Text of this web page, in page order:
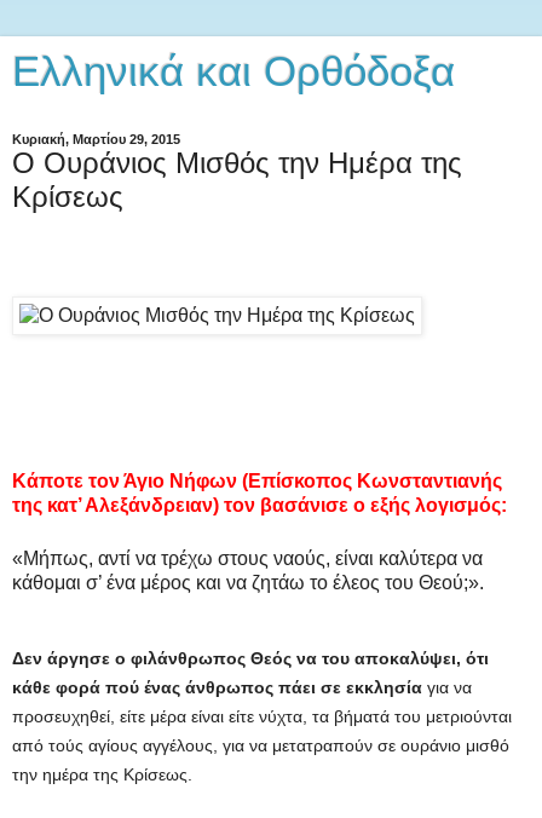
Ελληνικά και Ορθόδοξα
Κυριακή, Μαρτίου 29, 2015
Ο Ουράνιος Μισθός την Ημέρα της
Κρίσεως
Κάποτε τον Άγιο Νήφων (Επίσκοπος Κωνσταντιανής
της κατ’ Αλεξάνδρειαν) τον βασάνισε ο εξής λογισμός:
«Μήπως, αντί να τρέχω στους ναούς, είναι καλύτερα να
κάθομαι σ’ ένα μέρος και να ζητάω το έλεος του Θεού;».
Δεν άργησε ο φιλάνθρωπος Θεός να του αποκαλύψει, ότι
κάθε φορά πού ένας άνθρωπος πάει σε εκκλησία για να
προσευχηθεί, είτε μέρα είναι είτε νύχτα, τα βήματά του μετριούνται
από τούς αγίους αγγέλους, για να μετατραπούν σε ουράνιο μισθό
την ημέρα της Κρίσεως.